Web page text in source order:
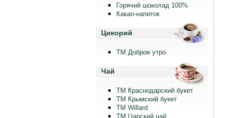
Горячий шоколад 100%
Какао-напиток
Цикорий
ТМ Доброе утро
Чай
ТМ Краснодарский букет
ТМ Крымский букет
ТМ Willard
ТМ Царский чай